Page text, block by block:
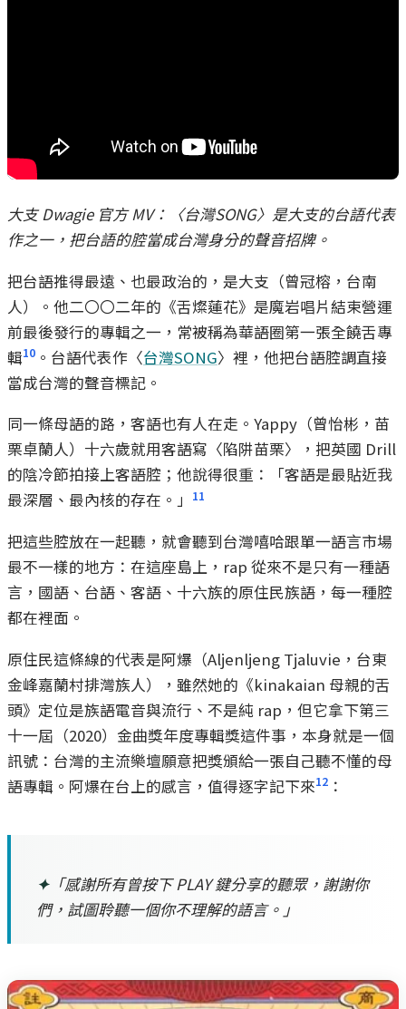
大支 Dwagie 官方 MV：〈台灣SONG〉是大支的台語代表
作之一，把台語的腔當成台灣身分的聲音招牌。
把台語推得最遠、也最政治的，是大支（曾冠榕，台南
人）。他二〇〇二年的《舌燦蓮花》是魔岩唱片結束營運
前最後發行的專輯之一，常被稱為華語圈第一張全饒舌專
輯10 。台語代表作〈台灣SONG〉裡，他把台語腔調直接
當成台灣的聲音標記。
同一條母語的路，客語也有人在走。Yappy（曾怡彬，苗
栗卓蘭人）十六歲就用客語寫〈陷阱苗栗〉，把英國 Drill
的陰冷節拍接上客語腔；他說得很重：「客語是最貼近我
最深層、最內核的存在。」
11
把這些腔放在一起聽，就會聽到台灣嘻哈跟單一語言市場
最不一樣的地方：在這座島上，rap 從來不是只有一種語
言，國語、台語、客語、十六族的原住民族語，每一種腔
都在裡面。
原住民這條線的代表是阿爆（Aljenljeng Tjaluvie，台東
金峰嘉蘭村排灣族人），雖然她的《kinakaian 母親的舌
頭》定位是族語電音與流行、不是純 rap，但它拿下第三
十一屆（2020）金曲獎年度專輯獎這件事，本身就是一個
訊號：台灣的主流樂壇願意把獎頒給一張自己聽不懂的母
語專輯。阿爆在台上的感言，值得逐字記下來12 ：
✦「感謝所有曾按下 PLAY 鍵分享的聽眾，謝謝你
們，試圖聆聽一個你不理解的語言。」